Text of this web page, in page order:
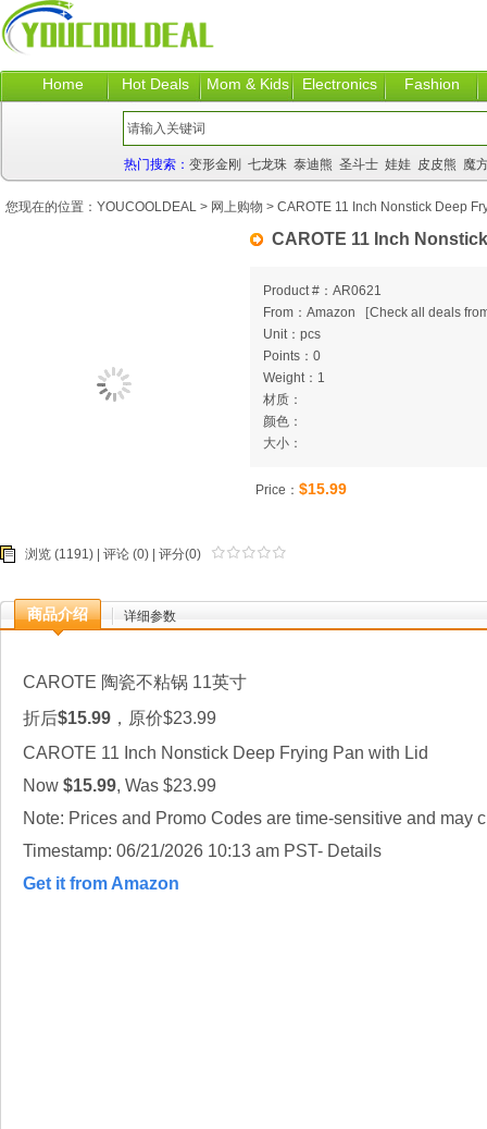
Home Hot Deals Mom & Kids Electronics Fashion
热门搜索： 变形金刚 七龙珠 泰迪熊 圣斗士 娃娃 皮皮熊 魔
CAROTE 11 Inch
Product #：AR0621
From：Amazon
[Check all deals
Unit：pcs
Points：0
Weight：1
材质：
颜色：
大小：
Price： $15.99
浏览 (1191) | 评论 (0) | 评分(0)
商品介绍 详细参数
CAROTE 陶瓷不粘锅 11英寸
折后$15.99 ，原价$23.99
CAROTE 11 Inch Nonstick Deep Frying Pan with Lid
Now $15.99, Was $23.99
Note: Prices and Promo Codes are time-sensitive and may
Timestamp: 06/21/2026 10:13 am PST- Details
Get it from Amazon
您现在的位置： YOUCOOLDEAL > 网上购物 > CAROTE 11 Inch Nonstick Deep